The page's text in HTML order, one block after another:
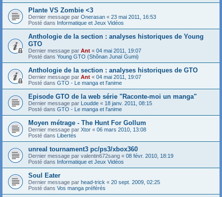
Plante VS Zombie <3
Dernier message par Onerasan « 23 mai 2011, 16:53
Posté dans Informatique et Jeux Vidéos
Anthologie de la section : analyses historiques de Young
GTO
Dernier message par Ant « 04 mai 2011, 19:07
Posté dans Young GTO (Shônan Junaï Gumi)
Anthologie de la section : analyses historiques de GTO
Dernier message par Ant « 04 mai 2011, 19:07
Posté dans GTO - Le manga et l'anime
Episode GTO de la web série "Raconte-moi un manga"
Dernier message par Loudde « 18 janv. 2011, 08:15
Posté dans GTO - Le manga et l'anime
Moyen métrage - The Hunt For Gollum
Dernier message par Xtor « 06 mars 2010, 13:08
Posté dans Libertés
unreal tournament3 pc/ps3/xbox360
Dernier message par valentin672sang « 08 févr. 2010, 18:19
Posté dans Informatique et Jeux Vidéos
Soul Eater
Dernier message par head-trick « 20 sept. 2009, 02:25
Posté dans Vos manga préférés